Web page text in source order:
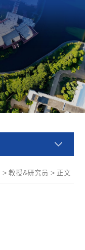
> 教授&研究员 > 正文